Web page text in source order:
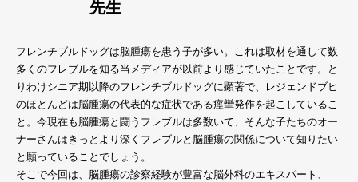
先生
フレンチブルドッグは脳腫瘍を患う子が多い。これは取材を通して数
多くのフレブルを知る当メディアが以前より感じていたことです。と
りわけシニア期以降のフレンチブルドッグに顕著で、レジェンドブヒ
のほとんどは脳腫瘍の代表的な症状である痙攣発作を起こしているこ
と。今現在も脳腫瘍と闘うフレブルは多数いて、そんな子たちのオー
ナーさんはきっとより深くフレブルと脳腫瘍の関係について知りたい
と願っていることでしょう。
そこで今回は、脳腫瘍の診察経験が豊富な脳外科のエキスパート、